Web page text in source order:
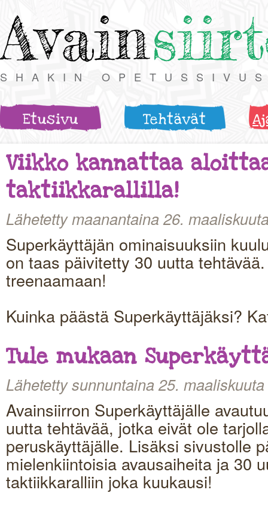
Avain
SHAKIN
Etusivu Tehtävät
Viikko kannattaa
taktiikkarallilla!
Lähetetty maanantaina 26.
Superkäyttäjän ominaisuuksiin
on taas päivitetty 30 uutta
treenaamaan!
Kuinka päästä Superkäyttäjäksi?
Tule mukaan
Lähetetty sunnuntaina 25.
Avainsiirron Superkäyttäjälle
uutta tehtävää, jotka eivät ole
peruskäyttäjälle. Lisäksi sivustolle
mielenkiintoisia avausaiheita ja 30
taktiikkaralliin joka kuukausi!